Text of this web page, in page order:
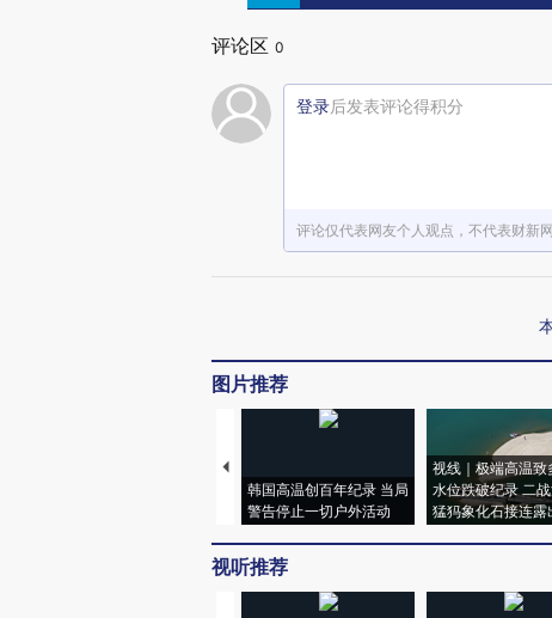
评论区 0
登录后发表评论得积分
评论仅代表网友个人观点，不代表财新
图片推荐
韩国高温创百年纪录 当局
警告停止一切户外活动
视线｜极端高温致
水位跌破纪录 二
猛犸象化石接连露
视听推荐